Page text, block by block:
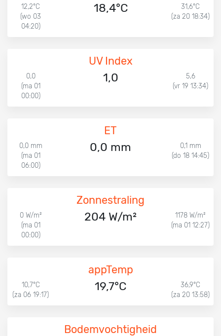
12,2°C
(wo 03
04:20)
18,4°C
31,6°C
(za 20 18:34)
UV Index
0,0
(ma 01
00:00)
1,0
5,6
(vr 19 13:34)
ET
0,0 mm
(ma 01
06:00)
0,0 mm
0,1 mm
(do 18 14:45)
Zonnestraling
0 W/m²
(ma 01
00:00)
204 W/m²
1178 W/m²
(ma 01 12:27)
appTemp
10,7°C
(za 06 19:17)
19,7°C
36,9°C
(za 20 13:58)
Bodemvochtigheid